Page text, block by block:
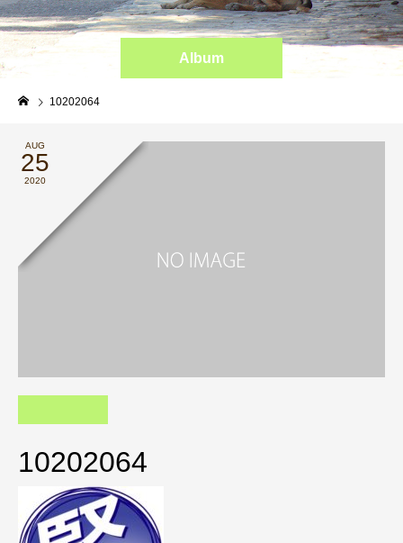
Album
10202064
AUG
25
2020
10202064